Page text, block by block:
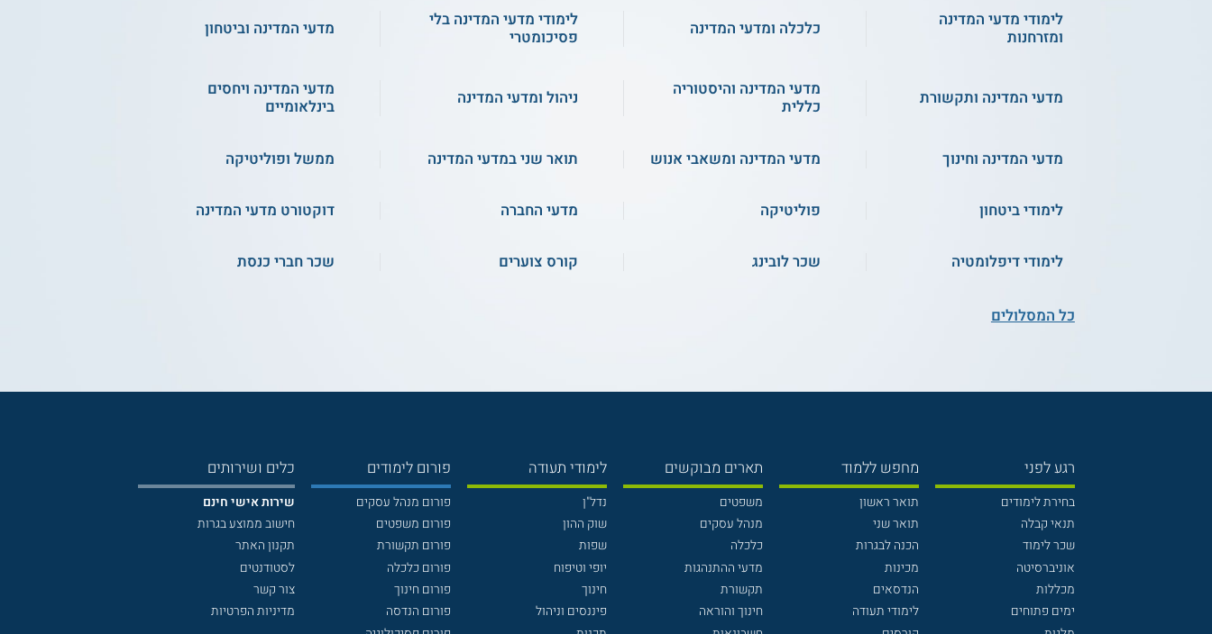
לימודי מדעי המדינה
ומזרחנות
כלכלה ומדעי המדינה
לימודי מדעי המדינה בלי
פסיכומטרי
מדעי המדינה וביטחון
מדעי המדינה ותקשורת
מדעי המדינה והיסטוריה
כללית
ניהול ומדעי המדינה
מדעי המדינה ויחסים
בינלאומיים
מדעי המדינה וחינוך מדעי המדינה ומשאבי אנוש תואר שני במדעי המדינה ממשל ופוליטיקה
לימודי ביטחון פוליטיקה מדעי החברה דוקטורט מדעי המדינה
לימודי דיפלומטיה שכר לובינג קורס צוערים שכר חברי כנסת
כל המסלולים
רגע לפני
בחירת לימודים
תנאי קבלה
שכר לימוד
אוניברסיטה
מכללות
ימים פתוחים
מחפש ללמוד
תואר ראשון
תואר שני
הכנה לבגרות
מכינות
הנדסאים
לימודי תעודה
תארים מבוקשים
משפטים
מנהל עסקים
כלכלה
מדעי ההתנהגות
תקשורת
חינוך והוראה
לימודי תעודה
נדל"ן
שוק ההון
שפות
יופי וטיפוח
חינוך
פיננסים וניהול
פורום לימודים
פורום מנהל עסקים
פורום משפטים
פורום תקשורת
פורום כלכלה
פורום חינוך
פורום הנדסה
כלים ושירותים
שירות אישי חינם
חישוב ממוצע בגרות
תקנון האתר
לסטודנטים
צור קשר
מדיניות הפרטיות